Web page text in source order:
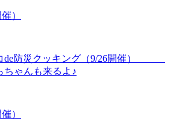
）
de防災クッキング（9/26開催）
ちゃんも来るよ♪
）